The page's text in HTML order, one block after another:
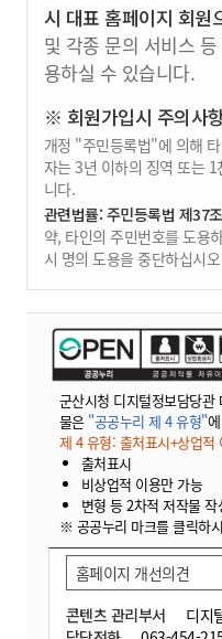
시 대표 홈페이지 회원
및 각종 문의 서비스
용하실 수 있습니다.
※ 회원가입시 주의사
개정 "주민등록법"에 의해
자는 3년 이하의 징역 또는
니다.
관련법률: 주민등록법 제37
약, 타인의 주민번호를 도용
시 명의 도용을 중단하십시오
군산시청 디지털정보담당관
물은 "공공누리 제 4 유형"
제 4 유형: 출처표시+상업적
출처표시
비상업적 이용만 가능
변형 등 2차적 저작물 작
※ 공공누리 마크를 클릭하
콘텐츠 관리부서
디지
홈페이지 개선의견